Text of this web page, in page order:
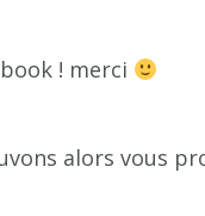
! merci
alors vous